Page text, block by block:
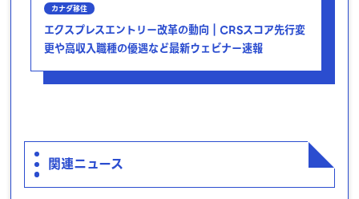
カナダ移住
エクスプレスエントリー改革の動向｜CRSスコア先行変
更や高収入職種の優遇など最新ウェビナー速報
関連ニュース